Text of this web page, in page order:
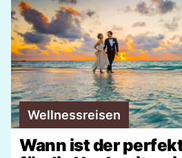
Wellnessreisen
Wann ist der